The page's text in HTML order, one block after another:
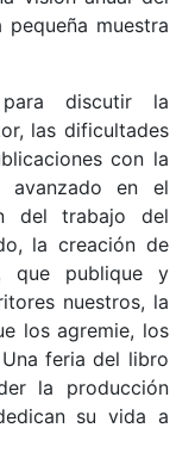
muestra
discutir la
las dificultades
con la
avanzado en el
del trabajo del
la creación de
que publique y
nuestros, la
los agremie, los
feria del libro
la producción
su vida a